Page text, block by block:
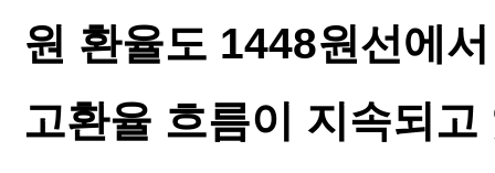
원 환율도 1448원선에
고환율 흐름이 지속되